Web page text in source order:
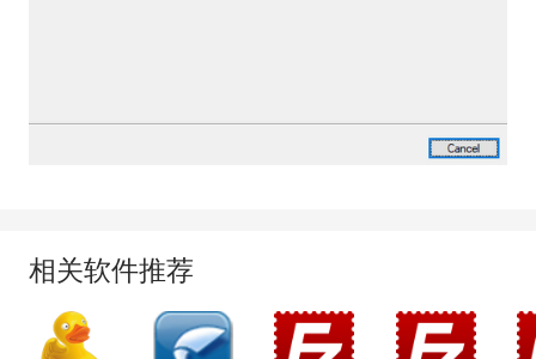
相关软件推荐